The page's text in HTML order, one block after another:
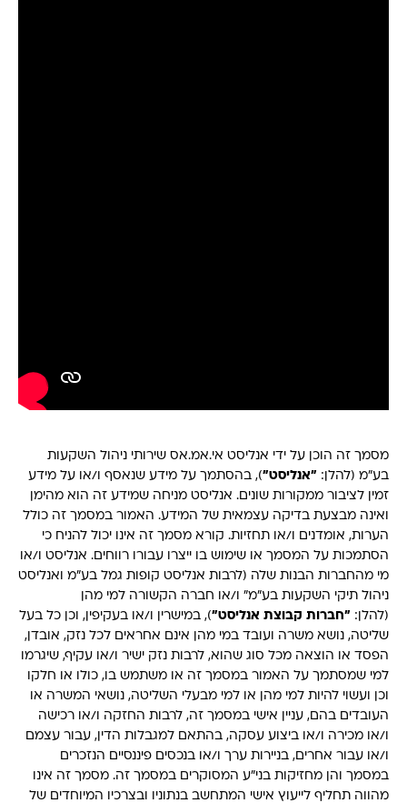
מסמך זה הוכן על ידי אנליסט אי.אמ.אס שירותי ניהול השקעות
בע"מ (להלן: "אנליסט"), בהסתמך על מידע שנאסף ו/או על מידע
זמין לציבור ממקורות שונים. אנליסט מניחה שמידע זה הוא מהימן
ואינה מבצעת בדיקה עצמאית של המידע. האמור במסמך זה כולל
הערות, אומדנים ו/או תחזיות. קורא מסמך זה אינו יכול להניח כי
הסתמכות על המסמך או שימוש בו ייצרו עבורו רווחים. אנליסט ו/או
מי מהחברות הבנות שלה (לרבות אנליסט קופות גמל בע"מ ואנליסט
ניהול תיקי השקעות בע"מ" ו/או חברה הקשורה למי מהן
(להלן: "חברות קבוצת אנליסט"), במישרין ו/או בעקיפין, וכן כל בעל
שליטה, נושא משרה ועובד במי מהן אינם אחראים לכל נזק, אובדן,
הפסד או הוצאה מכל סוג שהוא, לרבות נזק ישיר ו/או עקיף, שיגרמו
למי שמסתמך על האמור במסמך זה או משתמש בו, כולו או חלקו
וכן ועשוי להיות למי מהן או למי מבעלי השליטה, נושאי המשרה או
העובדים בהם, עניין אישי במסמך זה, לרבות החזקה ו/או רכישה
ו/או מכירה ו/או ביצוע עסקה, בהתאם למגבלות הדין, עבור עצמם
ו/או עבור אחרים, בניירות ערך ו/או בנכסים פיננסיים הנזכרים
במסמך והן מחזיקות בני"ע המסוקרים במסמך זה. מסמך זה אינו
מהווה תחליף לייעוץ אישי המתחשב בנתוניו ובצרכיו המיוחדים של